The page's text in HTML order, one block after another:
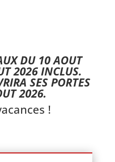
DU 10 AOUT
2026 INCLUS.
SES PORTES
2026.
!